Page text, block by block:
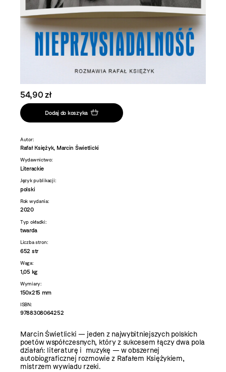
54,90 zł
Dodaj do koszyka
Autor:
Rafał Księżyk, Marcin Świetlicki
Wydawnictwo:
Literackie
Język publikacji:
polski
Rok wydania:
2020
Typ okładki:
twarda
Liczba stron:
652 str
Waga:
1,05 kg
Wymiary:
150x215 mm
ISBN:
9788308064252
Marcin Świetlicki — jeden z najwybitniejszych polskich
poetów współczesnych, który z sukcesem łączy dwa pola
działań: literaturę i muzykę — w obszernej
autobiograficznej rozmowie z Rafałem Księżykiem,
mistrzem wywiadu rzeki.